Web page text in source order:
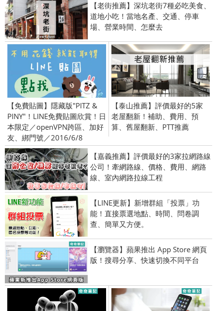
【老街推薦】深坑老街7種必吃美食、
道地小吃！當地名產、交通、停車
場、營業時間、怎麼去
【免費貼圖】隱藏版"PITZ &
PINY"！LINE免費貼圖欣賞！日
本限定／openVPN跨區、加好
友、綁門號／2016/6/8
【泰山推薦】評價最好的5家
老屋翻新！補助、費用、預
算、舊屋翻新、PTT推薦
【嘉義推薦】評價最好的3家拉網路線
公司！牽網路線、價格、費用、網路
線、室內網路拉線工程
【LINE更新】新增群組「投票」功
能！直接票選地點、時間、問卷調
查、簡單又方便。
【瀏覽器】蘋果推出 App Store 網頁
版！搜尋分享、快速切換不同平台